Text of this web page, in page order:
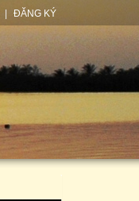
ĐĂNG KÝ